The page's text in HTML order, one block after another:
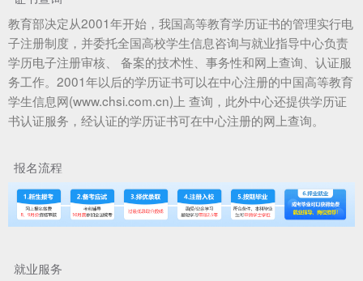
教育部决定从2001年开始，我国高等教育学历证书的管理实行电
子注册制度，并委托全国高校学生信息咨询与就业指导中心负责
学历电子注册审核、 备案的技术性、事务性和网上查询、认证服
务工作。2001年以后的学历证书可以在中心注册的中国高等教育
学生信息网(www.chsi.com.cn)上 查询，此外中心还提供学历证
书认证服务，经认证的学历证书可在中心注册的网上查询。
报名流程
就业服务